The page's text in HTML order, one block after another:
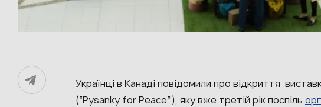
Українці в Канаді повідомили про відкриття
(“Pysanky for Peace”), яку вже третій рік поспіль